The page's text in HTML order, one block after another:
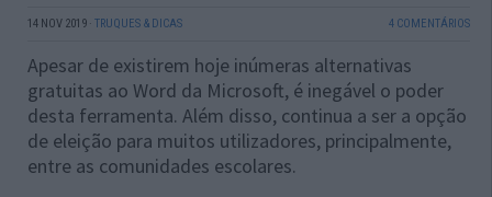
14 NOV 2019 · TRUQUES & DICAS 4 COMENTÁRIOS
Apesar de existirem hoje inúmeras alternativas
gratuitas ao Word da Microsoft, é inegável o poder
desta ferramenta. Além disso, continua a ser a opção
de eleição para muitos utilizadores, principalmente,
entre as comunidades escolares.